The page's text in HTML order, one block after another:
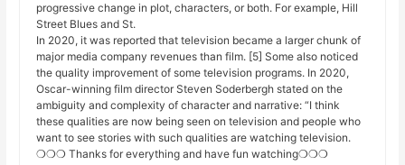
progressive change in plot, characters, or both. For example, Hill
Street Blues and St.
In 2020, it was reported that television became a larger chunk of
major media company revenues than film. [5] Some also noticed
the quality improvement of some television programs. In 2020,
Oscar-winning film director Steven Soderbergh stated on the
ambiguity and complexity of character and narrative: “I think
these qualities are now being seen on television and people who
want to see stories with such qualities are watching television.
❍❍❍ Thanks for everything and have fun watching❍❍❍